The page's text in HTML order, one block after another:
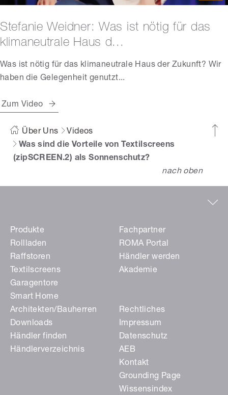
Stefanie Weidner: Was ist nötig für das
klimaneutrale Haus d...
Was ist nötig für das klimaneutrale Haus der Zukunft? Wir
haben die Gelegenheit genutzt...
Zum Video
Über Uns
Videos
Was sind die Vorteile von Textilscreens
(zipSCREEN.2) als Sonnenschutz?
nach oben
Produkte
Rollladen
Raffstoren
Textilscreens
Garagentore
Smart Home
Fachpartner
ROMA Portal
Händler werden
Akademie
Architekten/Bauherren
Downloads
Händler finden
Händlerverzeichnis
Rechtliches
Impressum
Datenschutz
AEB
Kontakt
Grounding Page
Wissensindex